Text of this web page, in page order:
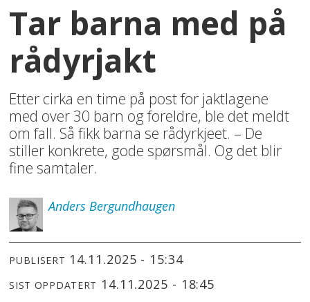
Tar barna med på
rådyrjakt
Etter cirka en time på post for jaktlagene
med over 30 barn og foreldre, ble det meldt
om fall. Så fikk barna se rådyrkjeet. – De
stiller konkrete, gode spørsmål. Og det blir
fine samtaler.
Anders Bergundhaugen
PUBLISERT 14.11.2025 - 15:34
SIST OPPDATERT 14.11.2025 - 18:45